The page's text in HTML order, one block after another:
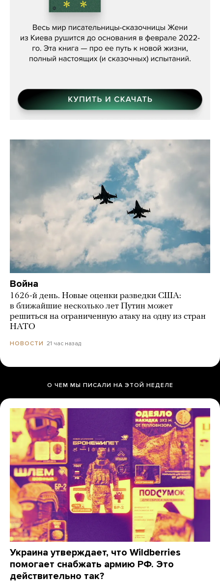
Женя Бережная, «(Не) о войне»
Война
1626-й день. Новые оценки разведки США:
в ближайшие несколько лет Путин может
решиться на ограниченную атаку на одну из стран
НАТО
НОВОСТИ 21 час назад
О ЧЕМ МЫ ПИСАЛИ НА ЭТОЙ НЕДЕЛЕ
Украина утверждает, что Wildberries
помогает снабжать армию РФ. Это
действительно так?